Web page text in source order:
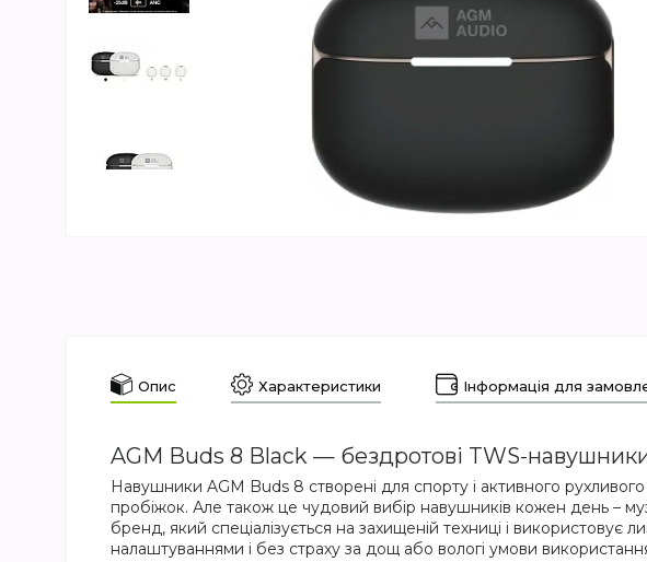
Опис Характеристики Інформація для
AGM Buds 8 Black — бездротові TWS-
Навушники AGM Buds 8 створені для спорту і активного
пробіжок. Але також це чудовий вибір навушників кожен день –
бренд, який спеціалізується на захищеній техниці і
налаштуваннями і без страху за дощ або вологі умови